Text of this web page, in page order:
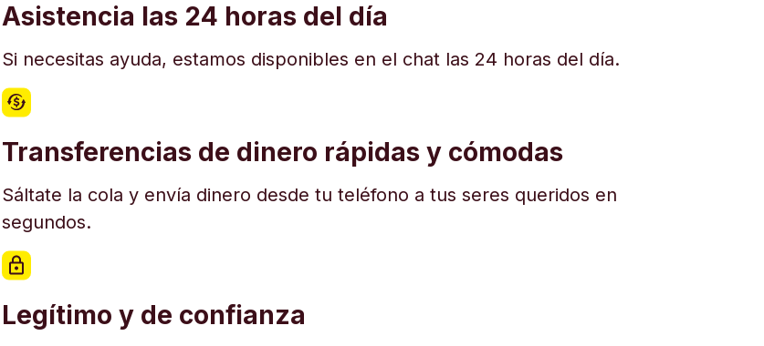
Asistencia las 24 horas del día
Si necesitas ayuda, estamos disponibles en el chat las 24 horas del día.
Transferencias de dinero rápidas y cómodas
Sáltate la cola y envía dinero desde tu teléfono a tus seres queridos en
segundos.
Legítimo y de confianza